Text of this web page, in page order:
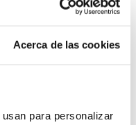
Acerca de las cookies
para personalizar